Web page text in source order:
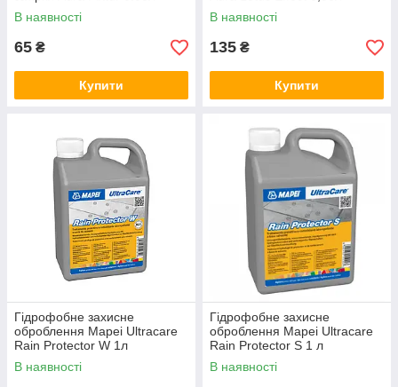
В наявності
65 ₴
Купити
В наявності
135 ₴
Купити
Гідрофобне захисне
оброблення Mapei Ultracare
Rain Protector W 1л
В наявності
Гідрофобне захисне
оброблення Mapei Ultracare
Rain Protector S 1 л
В наявності